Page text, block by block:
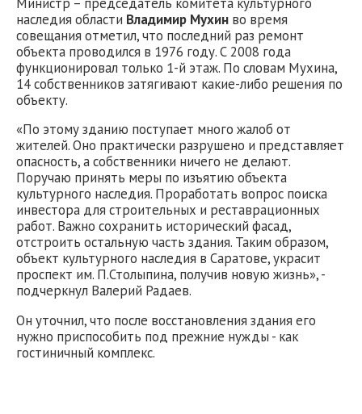
наследия области Владимир Мухин во время
совещания отметил, что последний раз ремонт
объекта проводился в 1976 году. С 2008 года
функционировал только 1-й этаж. По словам Мухина,
14 собственников затягивают какие-либо решения по
объекту.
«По этому зданию поступает много жалоб от
жителей. Оно практически разрушено и представляет
опасность, а собственники ничего не делают.
Поручаю принять меры по изъятию объекта
культурного наследия. Проработать вопрос поиска
инвестора для строительных и реставрационных
работ. Важно сохранить исторический фасад,
отстроить остальную часть здания. Таким образом,
объект культурного наследия в Саратове, украсит
проспект им. П.Столыпина, получив новую жизнь», -
подчеркнул Валерий Радаев.
Он уточнил, что после восстановления здания его
нужно приспособить под прежние нужды - как
гостиничный комплекс.